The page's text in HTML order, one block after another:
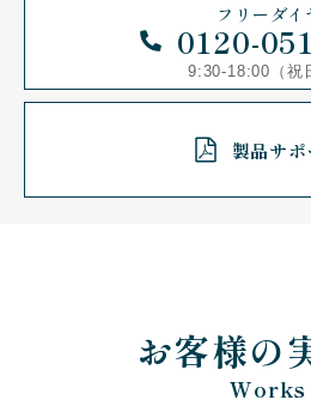
フリーダイ
0120-
9:30-18:00（祝
製品サポ
お客様の
Works